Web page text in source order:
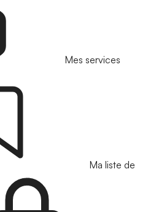
Mes services
Ma liste de